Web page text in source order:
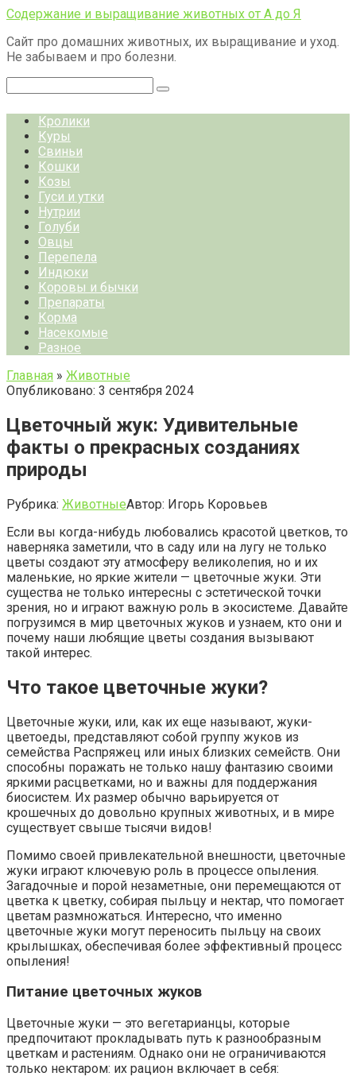
Перейти
контенту
Содержание и выращивание животных от А до Я
Сайт про домашних животных, их выращивание и уход.
Не забываем и про болезни.
Кролики
Куры
Свиньи
Кошки
Козы
Гуси и утки
Нутрии
Голуби
Овцы
Перепела
Индюки
Коровы и бычки
Препараты
Корма
Насекомые
Разное
Главная » Животные
Опубликовано: 3 сентября 2024
Цветочный жук: Удивительные
факты о прекрасных созданиях
природы
Рубрика: ЖивотныеАвтор: Игорь Коровьев
Если вы когда-нибудь любовались красотой цветков, то
наверняка заметили, что в саду или на лугу не только
цветы создают эту атмосферу великолепия, но и их
маленькие, но яркие жители — цветочные жуки. Эти
существа не только интересны с эстетической точки
зрения, но и играют важную роль в экосистеме. Давайте
погрузимся в мир цветочных жуков и узнаем, кто они и
почему наши любящие цветы создания вызывают
такой интерес.
Что такое цветочные жуки?
Цветочные жуки, или, как их еще называют, жуки-
цветоеды, представляют собой группу жуков из
семейства Распряжец или иных близких семейств. Они
способны поражать не только нашу фантазию своими
яркими расцветками, но и важны для поддержания
биосистем. Их размер обычно варьируется от
крошечных до довольно крупных животных, и в мире
существует свыше тысячи видов!
Помимо своей привлекательной внешности, цветочные
жуки играют ключевую роль в процессе опыления.
Загадочные и порой незаметные, они перемещаются от
цветка к цветку, собирая пыльцу и нектар, что помогает
цветам размножаться. Интересно, что именно
цветочные жуки могут переносить пыльцу на своих
крылышках, обеспечивая более эффективный процесс
опыления!
Питание цветочных жуков
Цветочные жуки — это вегетарианцы, которые
предпочитают прокладывать путь к разнообразным
цветкам и растениям. Однако они не ограничиваются
только нектаром: их рацион включает в себя: